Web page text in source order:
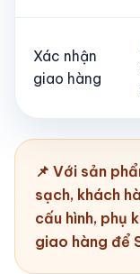
Xác nhận
giao hàng
📌 Với sản
sạch, khách
cấu hình, phụ
giao hàng để